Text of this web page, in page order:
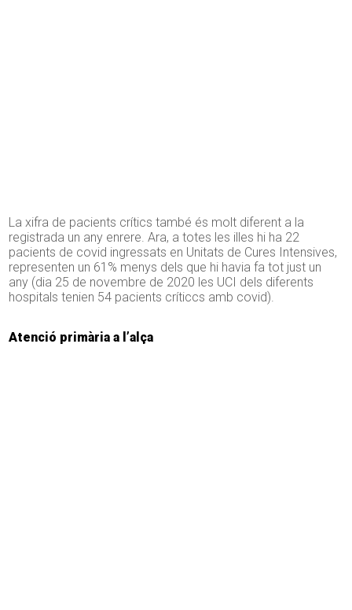
La xifra de pacients crítics també és molt diferent a la
registrada un any enrere. Ara, a totes les illes hi ha 22
pacients de covid ingressats en Unitats de Cures Intensives,
representen un 61% menys dels que hi havia fa tot just un
any (dia 25 de novembre de 2020 les UCI dels diferents
hospitals tenien 54 pacients críticcs amb covid).
Atenció primària a l’alça